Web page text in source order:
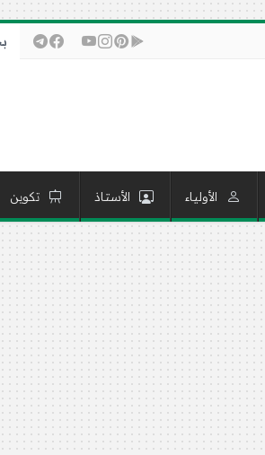
الأولياء الأستاذ تكوين